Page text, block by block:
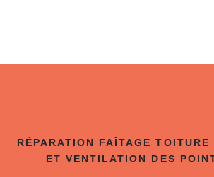
RÉPARATION FAÎTAGE TOITURE
ET VENTILATION DES